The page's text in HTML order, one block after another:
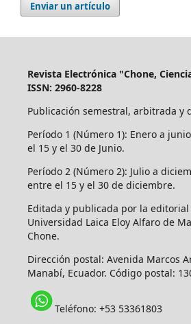
Enviar un artículo
Revista Electrónica "Chone,
ISSN: 2960-8228
Publicación semestral, arbitrada y
Período 1 (Número 1): Enero a
el 15 y el 30 de Junio.
Período 2 (Número 2): Julio a
entre el 15 y el 30 de diciembre.
Editada y publicada por la editorial
Universidad Laica Eloy Alfaro de
Chone.
Dirección postal: Avenida Marcos
Manabí, Ecuador. Código postal:
Teléfono: +53 53361803